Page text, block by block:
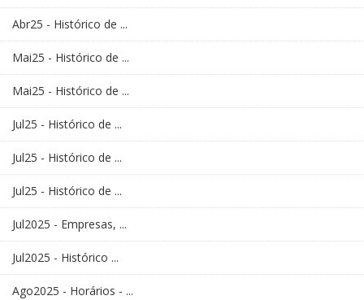
Abr25 - Histórico de ...
Mai25 - Histórico de ...
Mai25 - Histórico de ...
Jul25 - Histórico de ...
Jul25 - Histórico de ...
Jul25 - Histórico de ...
Jul2025 - Empresas, ...
Jul2025 - Histórico ...
Ago2025 - Horários - ...